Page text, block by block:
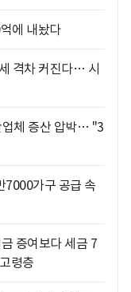
에 내놨다
격차 커진다… 시
업체 증산 압박… "3
7000가구 공급 속
증여보다 세금 7
령층